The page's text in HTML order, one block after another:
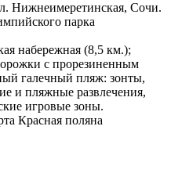
Нижнеимеретинская, Сочи.
парка
набережная (8,5 км.);
с прорезиненным
галечный пляж: зонты,
и пляжные развлечения,
игровые зоны.
Красная поляна